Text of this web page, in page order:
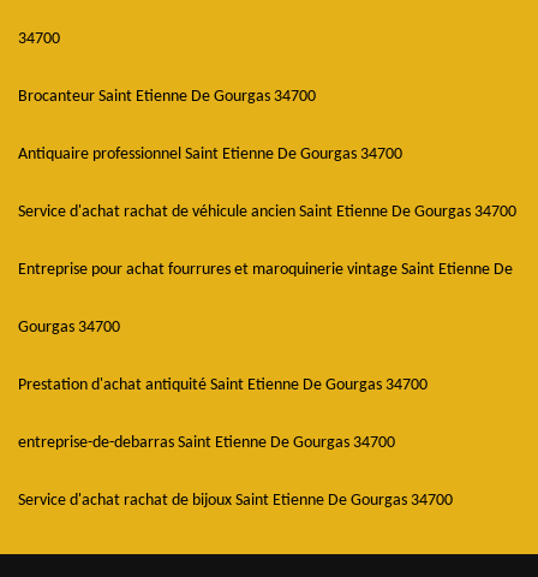
34700
Brocanteur Saint Etienne De Gourgas 34700
Antiquaire professionnel Saint Etienne De Gourgas 34700
Service d'achat rachat de véhicule ancien Saint Etienne De Gourgas 34700
Entreprise pour achat fourrures et maroquinerie vintage Saint Etienne De
Gourgas 34700
Prestation d'achat antiquité Saint Etienne De Gourgas 34700
entreprise-de-debarras Saint Etienne De Gourgas 34700
Service d'achat rachat de bijoux Saint Etienne De Gourgas 34700